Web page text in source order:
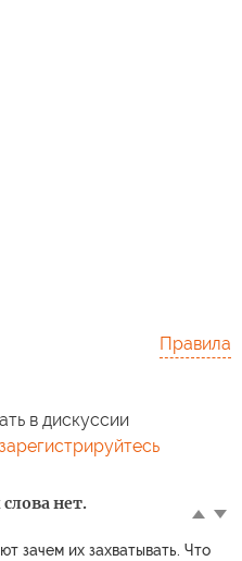
Правила
в дискуссии
зарегистрируйтесь
нет.
зачем их захватывать. Что